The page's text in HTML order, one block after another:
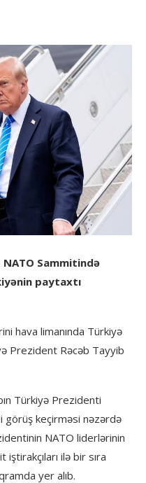
Sammitində
paytaxtı
hava limanında Türkiyə
Prezident Rəcəb Tayyib
Türkiyə Prezidenti
görüş keçirməsi nəzərdə
NATO liderlərinin
iştirakçıları ilə bir sıra
yer alıb.